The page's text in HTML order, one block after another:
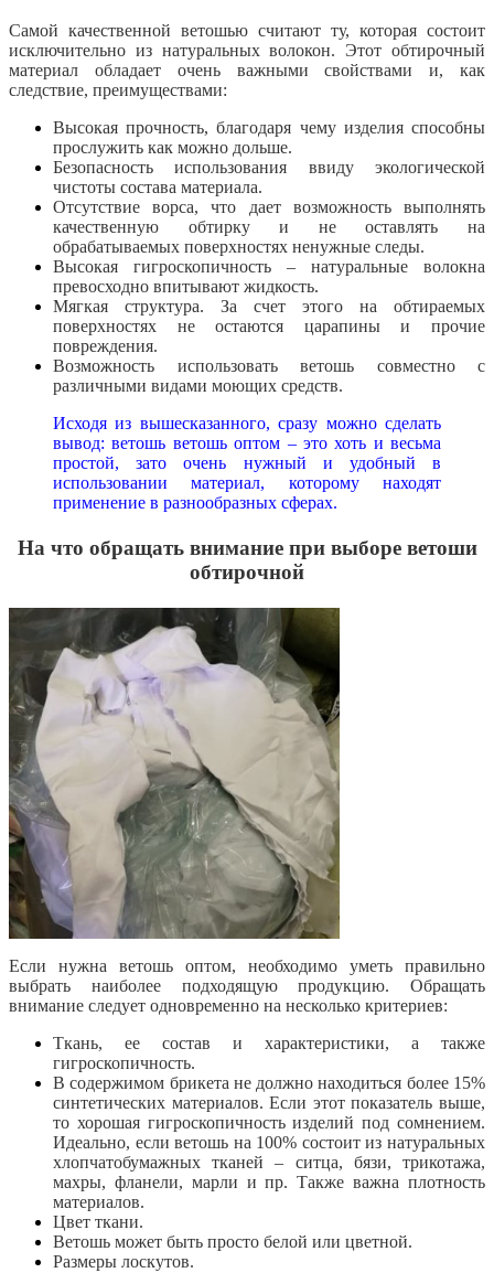
Самой качественной ветошью считают ту, которая состоит
исключительно из натуральных волокон. Этот обтирочный
материал обладает очень важными свойствами и, как
следствие, преимуществами:
Высокая прочность, благодаря чему изделия способны
прослужить как можно дольше.
Безопасность использования ввиду экологической
чистоты состава материала.
Отсутствие ворса, что дает возможность выполнять
качественную обтирку и не оставлять на
обрабатываемых поверхностях ненужные следы.
Высокая гигроскопичность – натуральные волокна
превосходно впитывают жидкость.
Мягкая структура. За счет этого на обтираемых
поверхностях не остаются царапины и прочие
повреждения.
Возможность использовать ветошь совместно с
различными видами моющих средств.
Исходя из вышесказанного, сразу можно сделать
вывод: ветошь ветошь оптом – это хоть и весьма
простой, зато очень нужный и удобный в
использовании материал, которому находят
применение в разнообразных сферах.
На что обращать внимание при выборе ветоши
обтирочной
Если нужна ветошь оптом, необходимо уметь правильно
выбрать наиболее подходящую продукцию. Обращать
внимание следует одновременно на несколько критериев:
Ткань, ее состав и характеристики, а также
гигроскопичность.
В содержимом брикета не должно находиться более 15%
синтетических материалов. Если этот показатель выше,
то хорошая гигроскопичность изделий под сомнением.
Идеально, если ветошь на 100% состоит из натуральных
хлопчатобумажных тканей – ситца, бязи, трикотажа,
махры, фланели, марли и пр. Также важна плотность
материалов.
Цвет ткани.
Ветошь может быть просто белой или цветной.
Размеры лоскутов.